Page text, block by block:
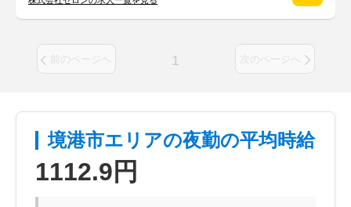
前のページへ 1 次のページへ
境港市エリアの夜勤の平均時給
1112.9円